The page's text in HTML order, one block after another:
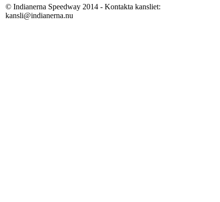
© Indianerna Speedway 2014 - Kontakta kansliet:
kansli@indianerna.nu